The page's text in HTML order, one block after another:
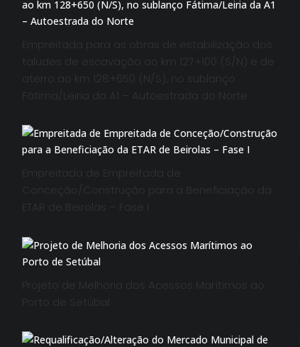
Empreitada para as obras de estabilização dos
taludes de escavação ao km 127+100 (S/N) e de
aterro ao km 128+650 (N/S), no sublanço
Fátima/Leiria da A1 – Autoestrada do Norte
Empreitada de Empreitada de
Conceção/Construção para a Beneficiação da
ETAR de Beirolas – Fase I
Projeto de Melhoria dos Acessos Marítimos ao
Porto de Setúbal